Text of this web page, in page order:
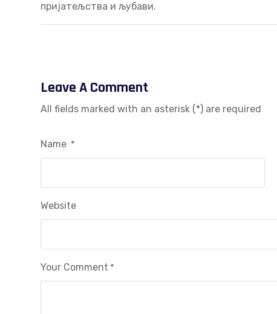
пријатељства и љубави.
Leave A Comment
All fields marked with an asterisk (*) are required
Name *
Website
Your Comment *